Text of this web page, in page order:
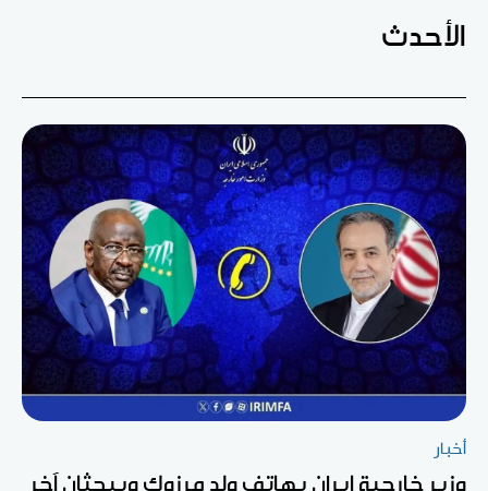
الأحدث
أخبار
وزير خارجية إيران يهاتف ولد مرزوك ويبحثان آخر